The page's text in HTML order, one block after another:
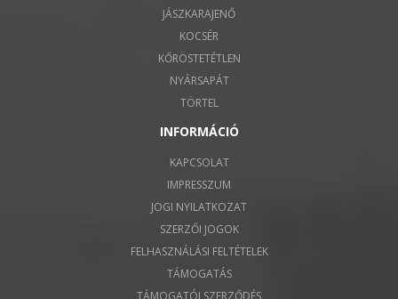
JÁSZKARAJENŐ
KOCSÉR
KŐRÖSTETÉTLEN
NYÁRSAPÁT
TÖRTEL
INFORMÁCIÓ
KAPCSOLAT
IMPRESSZUM
JOGI NYILATKOZAT
SZERZŐI JOGOK
FELHASZNÁLÁSI FELTÉTELEK
TÁMOGATÁS